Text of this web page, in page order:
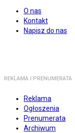
O nas
Kontakt
Napisz do nas
REKLAMA I PRENUMERATA
Reklama
Ogłoszenia
Prenumerata
Archiwum